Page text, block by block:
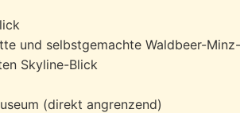
und selbstgemachte Waldbeer-
Skyline-Blick
(direkt angrenzend)